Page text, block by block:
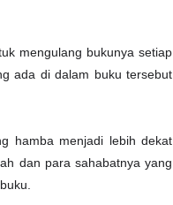
mengulang bukunya setiap
ada di dalam buku tersebut
hamba menjadi lebih dekat
dan para sahabatnya yang